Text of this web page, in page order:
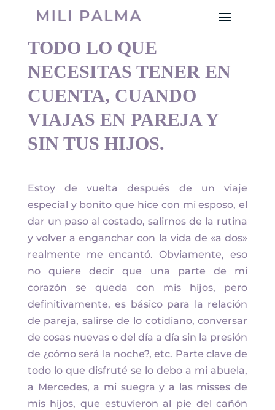
TODO LO QUE
NECESITAS TENER EN
CUENTA, CUANDO
VIAJAS EN PAREJA Y
SIN TUS HIJOS.
Estoy de vuelta después de un viaje
especial y bonito que hice con mi esposo, el
dar un paso al costado, salirnos de la rutina
y volver a enganchar con la vida de «a dos»
realmente me encantó. Obviamente, eso
no quiere decir que una parte de mi
corazón se queda con mis hijos, pero
definitivamente, es básico para la relación
de pareja, salirse de lo cotidiano, conversar
de cosas nuevas o del día a día sin la presión
de ¿cómo será la noche?, etc. Parte clave de
todo lo que disfruté se lo debo a mi abuela,
a Mercedes, a mi suegra y a las misses de
mis hijos, que estuvieron al pie del cañón